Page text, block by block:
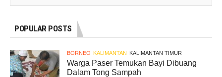
POPULAR POSTS
BORNEO KALIMANTAN KALIMANTAN TIMUR
Warga Paser Temukan Bayi Dibuang
Dalam Tong Sampah